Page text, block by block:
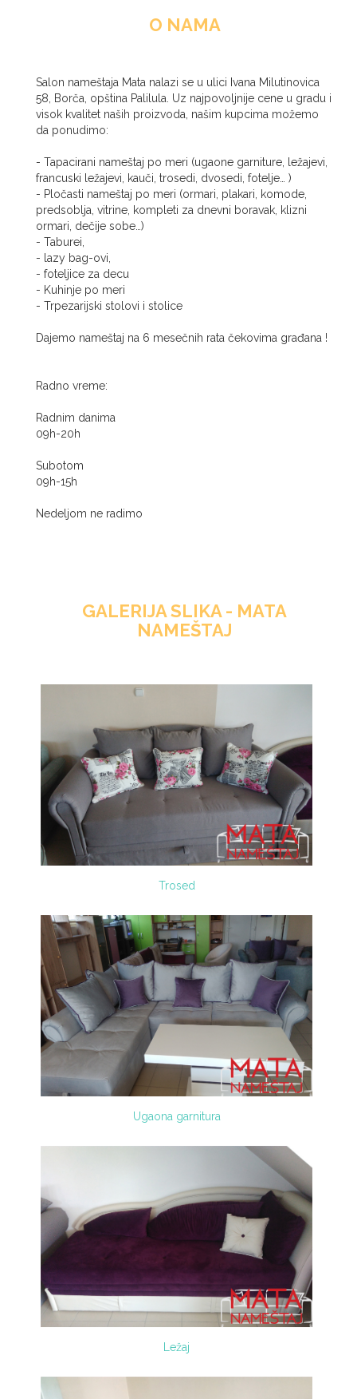
O NAMA
Salon nameštaja Mata nalazi se u ulici Ivana Milutinovica
58, Borča, opština Palilula. Uz najpovoljnije cene u gradu i
visok kvalitet naših proizvoda, našim kupcima možemo
da ponudimo:
- Tapacirani nameštaj po meri (ugaone garniture, ležajevi,
francuski ležajevi, kauči, trosedi, dvosedi, fotelje… )
- Pločasti nameštaj po meri (ormari, plakari, komode,
predsoblja, vitrine, kompleti za dnevni boravak, klizni
ormari, dečije sobe…)
- Taburei,
- lazy bag-ovi,
- foteljice za decu
- Kuhinje po meri
- Trpezarijski stolovi i stolice
Dajemo nameštaj na 6 mesečnih rata čekovima građana !
Radno vreme:
Radnim danima
09h-20h
Subotom
09h-15h
Nedeljom ne radimo
GALERIJA SLIKA - MATA
NAMEŠTAJ
Trosed
Ugaona garnitura
Ležaj